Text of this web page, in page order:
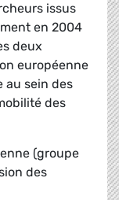
issus
en 2004
deux
européenne
au sein des
des
(groupe
des